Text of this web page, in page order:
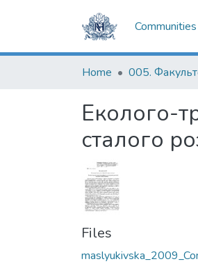
Home
Еколого-
сталого
Files